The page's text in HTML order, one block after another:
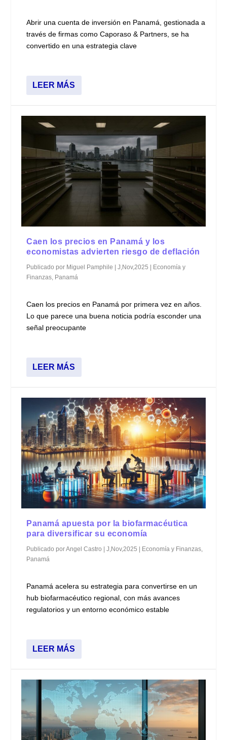
Abrir una cuenta de inversión en Panamá, gestionada a
través de firmas como Caporaso & Partners, se ha
convertido en una estrategia clave
LEER MÁS
Caen los precios en Panamá y los
economistas advierten riesgo de deflación
Publicado por Miguel Pamphile |J,Nov,2025
Economía y
Finanzas, Panamá
Caen los precios en Panamá por primera vez en años.
Lo que parece una buena noticia podría esconder una
señal preocupante
LEER MÁS
Panamá apuesta por la biofarmacéutica
para diversificar su economía
Publicado porAngel Castro |J,Nov,2025 | Economía y Finanzas,
Panamá
Panamá acelera su estrategia para convertirse en un
hub biofarmacéutico regional, con más avances
regulatorios y un entorno económico estable
LEER MÁS